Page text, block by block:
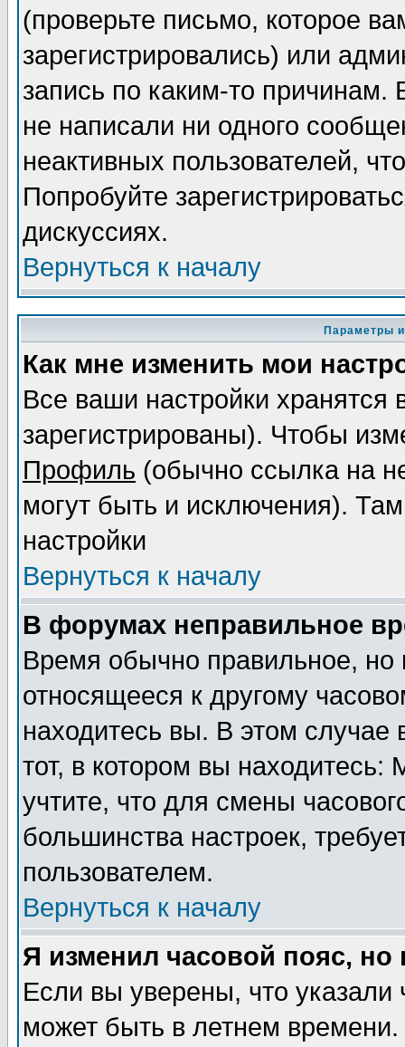
(проверьте письмо, которое
зарегистрировались) или
запись по каким-то
не написали ни одного
неактивных пользователей,
Попробуйте
дискуссиях.
Вернуться к началу
Параметры
Как мне изменить мои
Все ваши настройки
зарегистрированы). Чтобы
Профиль (обычно ссылка на
могут быть и исключения).
настройки
Вернуться к началу
В форумах неправильное
Время обычно правильное,
относящееся к другому
находитесь вы. В этом
тот, в котором вы
учтите, что для смены
большинства настроек,
пользователем.
Вернуться к началу
Я изменил часовой пояс,
Если вы уверены, что указали
может быть в летнем